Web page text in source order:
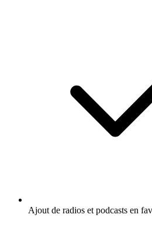
Ajout de radios et podcasts en